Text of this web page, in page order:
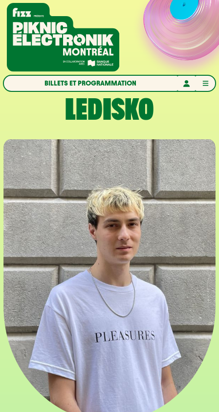
Aller à la navigation
Aller au contenu
Accueil
BILLETS ET PROGRAMMATION
LEDISKO